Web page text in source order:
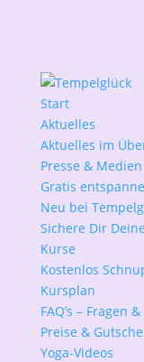
Start
Aktuelles
Aktuelles im
Presse & Medien
Gratis
Neu bei
Sichere Dir
Kurse
Kostenlos
Kursplan
FAQ’s – Fragen
Preise &
Yoga-Videos